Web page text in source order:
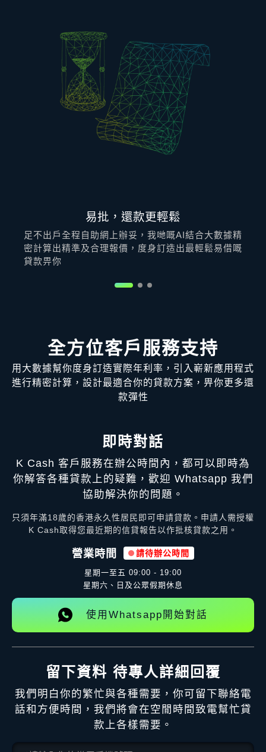
易批，還款更輕鬆
足不出戶全程自助網上辦妥，我哋嘅AI結合大數據精
密計算出精準及合理報價，度身訂造出最輕鬆易借嘅
貸款畀你
全方位客戶服務支持
用大數據幫你度身訂造實際年利率，引入嶄新應用程式
進行精密計算，設計最適合你的貸款方案，畀你更多還
款彈性
即時對話
K Cash 客戶服務在辦公時間內，都可以即時為
你解答各種貸款上的疑難，歡迎 Whatsapp 我們
協助解決你的問題。
只須年滿18歲的香港永久性居民即可申請貸款。申請人需授權
K Cash取得您最近期的信貸報告以作批核貸款之用。
營業時間 請待辦公時間
星期一至五 09:00 - 19:00
星期六、日及公眾假期休息
使用Whatsapp開始對話
留下資料 待專人詳細回覆
我們明白你的繁忙與各種需要，你可留下聯絡電
話和方便時間，我們將會在空閒時間致電幫忙貸
款上各樣需要。